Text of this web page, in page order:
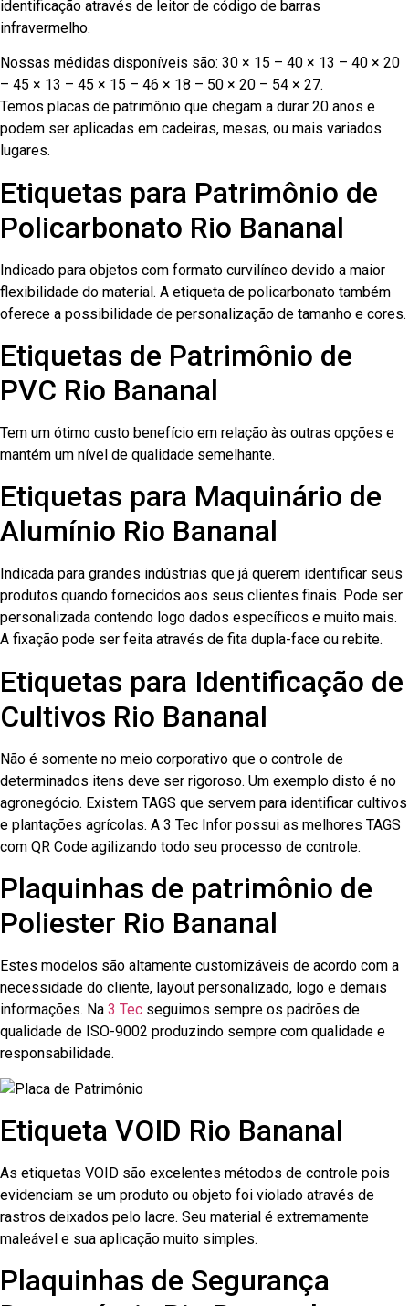
identificação através de leitor de código de barras
infravermelho.
Nossas médidas disponíveis são: 30 × 15 – 40 × 13 – 40 × 20
– 45 × 13 – 45 × 15 – 46 × 18 – 50 × 20 – 54 × 27.
Temos placas de patrimônio que chegam a durar 20 anos e
podem ser aplicadas em cadeiras, mesas, ou mais variados
lugares.
Etiquetas para Patrimônio de
Policarbonato Rio Bananal
Indicado para objetos com formato curvilíneo devido a maior
flexibilidade do material. A etiqueta de policarbonato também
oferece a possibilidade de personalização de tamanho e cores.
Etiquetas de Patrimônio de
PVC Rio Bananal
Tem um ótimo custo benefício em relação às outras opções e
mantém um nível de qualidade semelhante.
Etiquetas para Maquinário de
Alumínio Rio Bananal
Indicada para grandes indústrias que já querem identificar seus
produtos quando fornecidos aos seus clientes finais. Pode ser
personalizada contendo logo dados específicos e muito mais.
A fixação pode ser feita através de fita dupla-face ou rebite.
Etiquetas para Identificação de
Cultivos Rio Bananal
Não é somente no meio corporativo que o controle de
determinados itens deve ser rigoroso. Um exemplo disto é no
agronegócio. Existem TAGS que servem para identificar cultivos
e plantações agrícolas. A 3 Tec Infor possui as melhores TAGS
com QR Code agilizando todo seu processo de controle.
Plaquinhas de patrimônio de
Poliester Rio Bananal
Estes modelos são altamente customizáveis de acordo com a
necessidade do cliente, layout personalizado, logo e demais
informações. Na 3 Tec seguimos sempre os padrões de
qualidade de ISO-9002 produzindo sempre com qualidade e
responsabilidade.
Etiqueta VOID Rio Bananal
As etiquetas VOID são excelentes métodos de controle pois
evidenciam se um produto ou objeto foi violado através de
rastros deixados pelo lacre. Seu material é extremamente
maleável e sua aplicação muito simples.
Plaquinhas de Segurança